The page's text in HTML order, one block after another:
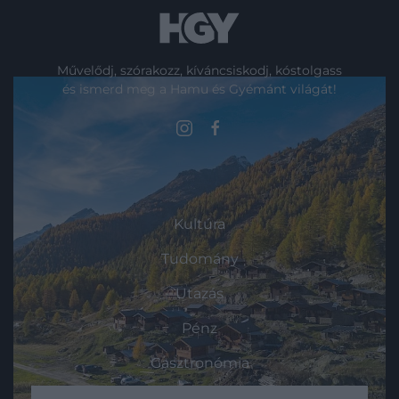
Művelődj, szórakozz, kíváncsiskodj, kóstolgass
és ismerd meg a Hamu és Gyémánt világát!
ROVATOK
Kultúra
Tudomány
Utazás
Pénz
Gasztronómia